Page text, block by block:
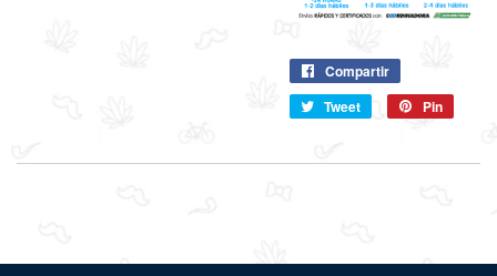
Compartir
en
Facebook
Tweet
CompartirPin